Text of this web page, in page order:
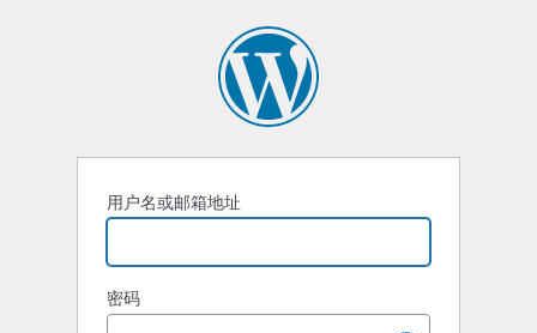
用户名或邮箱地址
密码